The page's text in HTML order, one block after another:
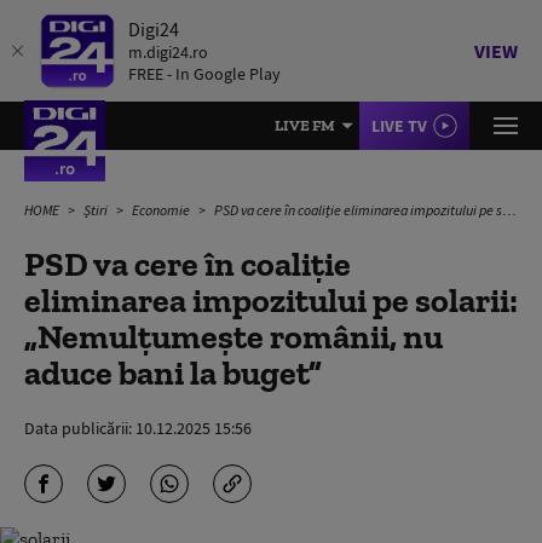
Digi24
m.digi24.ro
FREE - In Google Play
VIEW
LIVE FM LIVE TV
HOME Știri Economie PSD va cere în coaliție eliminarea impozitului pe solarii: „Nemulțumește românii, nu aduce bani la buget”
PSD va cere în coaliție
eliminarea impozitului pe solarii:
„Nemulțumește românii, nu
aduce bani la buget”
Data publicării: 10.12.2025 15:56